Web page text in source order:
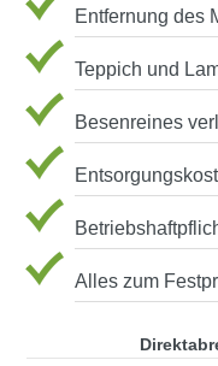
Entfernung des
Teppich und
Besenreines
Alles zum